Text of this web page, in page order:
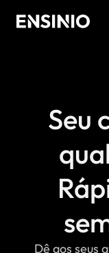
Seu
Dê aos seus